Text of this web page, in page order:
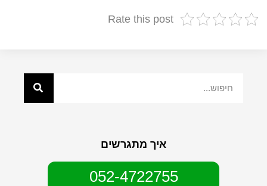
Rate this post
איך מתגרשים
052-4722755